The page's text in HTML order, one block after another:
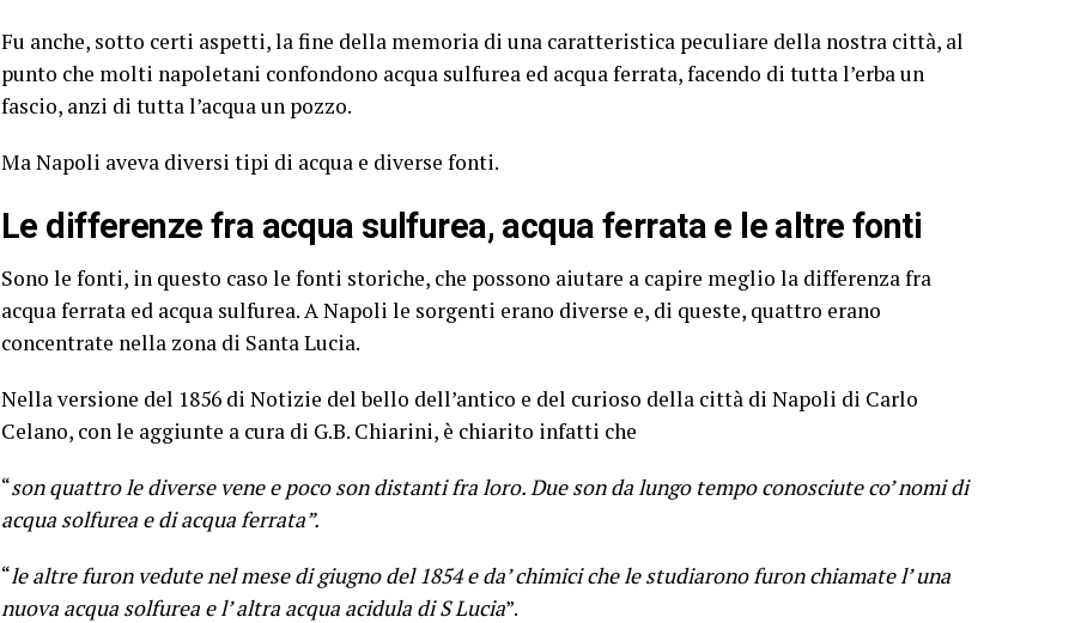
Fu anche, sotto certi aspetti, la fine della memoria di una caratteristica peculiare della nostra città, al
punto che molti napoletani confondono acqua sulfurea ed acqua ferrata, facendo di tutta l’erba un
fascio, anzi di tutta l’acqua un pozzo.
Ma Napoli aveva diversi tipi di acqua e diverse fonti.
Le differenze fra acqua sulfurea, acqua ferrata e le altre fonti
Sono le fonti, in questo caso le fonti storiche, che possono aiutare a capire meglio la differenza fra
acqua ferrata ed acqua sulfurea. A Napoli le sorgenti erano diverse e, di queste, quattro erano
concentrate nella zona di Santa Lucia.
Nella versione del 1856 di Notizie del bello dell’antico e del curioso della città di Napoli di Carlo
Celano, con le aggiunte a cura di G.B. Chiarini, è chiarito infatti che
“son quattro le diverse vene e poco son distanti fra loro. Due son da lungo tempo conosciute co’ nomi di
acqua solfurea e di acqua ferrata”.
“le altre furon vedute nel mese di giugno del 1854 e da’ chimici che le studiarono furon chiamate l’ una
nuova acqua solfurea e l’ altra acqua acidula di S Lucia”.